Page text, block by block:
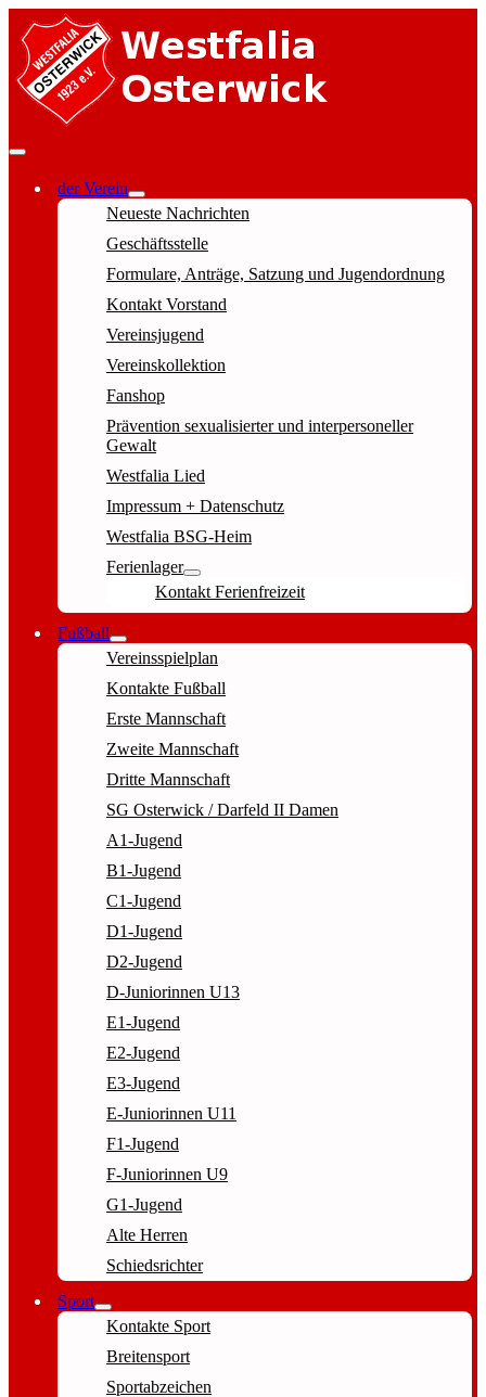
der Verein
Neueste Nachrichten
Geschäftsstelle
Formulare, Anträge, Satzung und Jugendordnung
Kontakt Vorstand
Vereinsjugend
Vereinskollektion
Fanshop
Prävention sexualisierter und interpersoneller
Gewalt
Westfalia Lied
Impressum + Datenschutz
Westfalia BSG-Heim
Ferienlager
Kontakt Ferienfreizeit
Fußball
Vereinsspielplan
Kontakte Fußball
Erste Mannschaft
Zweite Mannschaft
Dritte Mannschaft
SG Osterwick / Darfeld II Damen
A1-Jugend
B1-Jugend
C1-Jugend
D1-Jugend
D2-Jugend
D-Juniorinnen U13
E1-Jugend
E2-Jugend
E3-Jugend
E-Juniorinnen U11
F1-Jugend
F-Juniorinnen U9
G1-Jugend
Alte Herren
Schiedsrichter
Sport
Kontakte Sport
Breitensport
Sportabzeichen